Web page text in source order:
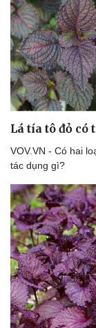
Văn học
Âm nhạc
Di sản
Lá tía tô đỏ có
VOV.VN - Có hai
tác dụng gì?